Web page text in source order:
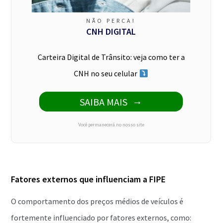
NÃO PERCA!
CNH DIGITAL
Carteira Digital de Trânsito: veja como ter a
CNH no seu celular
SAIBA MAIS
Você permanecerá no nosso site
Fatores externos que influenciam a FIPE
O comportamento dos preços médios de veículos é
fortemente influenciado por fatores externos, como: